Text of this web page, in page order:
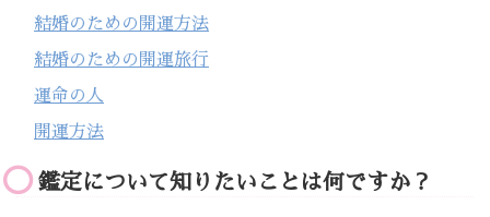
結婚のための開運方法
結婚のための開運旅行
運命の人
開運方法
鑑定について知りたいことは何ですか？